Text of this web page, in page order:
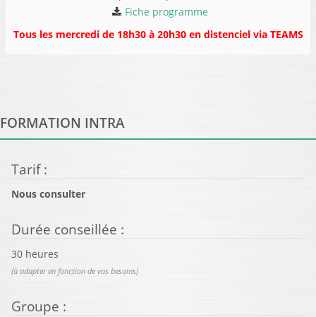
Fiche programme
Tous les mercredi de 18h30 à 20h30 en distenciel via TEAMS
FORMATION INTRA
Tarif:
Nous consulter
Durée conseillée :
30 heures
(à adapter en fonction de vos besoins)
Groupe :